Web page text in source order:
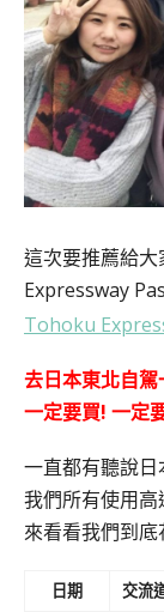
這次要推薦給
Expressway
Tohoku
去日本東北自駕
一定要買! 一定
一直都有聽說
我們所有使用高
來看看我們到
日期 交流